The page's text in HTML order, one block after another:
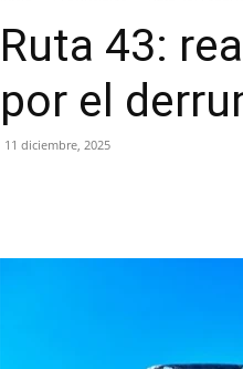
Ruta 43:
por el
11 diciembre, 2025